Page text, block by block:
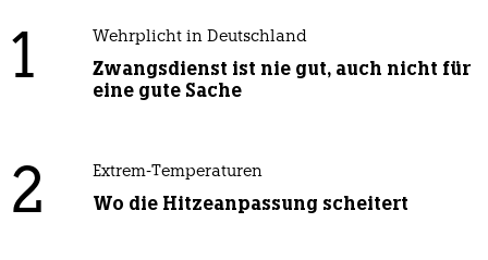
1 Wehrplicht in Deutschland
Zwangsdienst ist nie gut, auch nicht für
eine gute Sache
2 Extrem-Temperaturen
Wo die Hitzeanpassung scheitert